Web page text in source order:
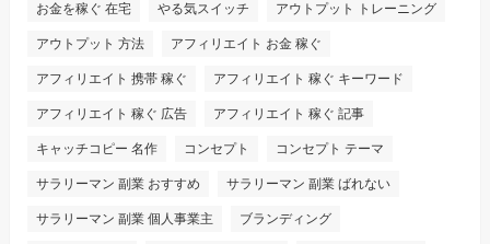
お金を稼ぐ 在宅 やる気スイッチ アウトプット トレーニング
アウトプット 方法 アフィリエイト お金 稼ぐ
アフィリエイト 携帯 稼ぐ アフィリエイト 稼ぐ キーワード
アフィリエイト 稼ぐ 広告 アフィリエイト 稼ぐ 記事
キャッチコピー 名作 コンセプト コンセプト テーマ
サラリーマン 副業 おすすめ サラリーマン 副業 ばれない
サラリーマン 副業 個人事業主 ブランディング